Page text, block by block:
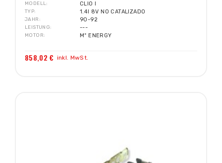
MODELL CLIO I
TYP 1.4I 8V NO CATALIZADO
JAHR 90-92
LEISTUNG ---
MOTOR Mº ENERGY
858,02 € inkl. MwSt.